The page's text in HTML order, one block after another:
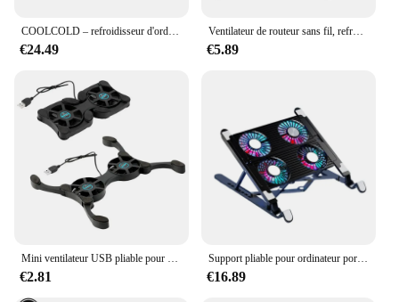
COOLCOLD – refroidisseur d'ordinateur portable de jeu 17 pouces, Six ventilateurs, écran Led, deux ports USB, 2600 tr/min, support pour ordinateur portable
€24.49
Ventilateur de routeur sans fil, refroidisseur PC DIY, boîtier TV, refroidissement silencieux, alimentation USB, DC 5V, 120mm, 120x25mm, 12cm W, vis, filet de protection
€5.89
Mini ventilateur USB pliable pour ordinateur portable, support pour ordinateur portable, refroidisseur, tapis de refroidissement, accessoires informatiques
€2.81
Support pliable pour ordinateur portable, base de refroidissement pour ordinateur portable, coussin de refroidissement portable, support réglable pour ordinateur portable, 13 "-17.3" avec 4 gérants, nouveau
€16.89